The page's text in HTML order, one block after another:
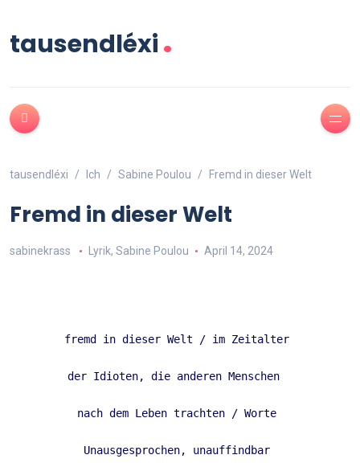
tausendléxi.
tausendléxi Ich Sabine Poulou Fremd in dieser Welt
Fremd in dieser Welt
sabinekrass Lyrik, Sabine Poulou April 14, 2024
fremd in dieser Welt / im Zeitalter
der Idioten, die anderen Menschen
nach dem Leben trachten / Worte
Unausgesprochen, unauffindbar